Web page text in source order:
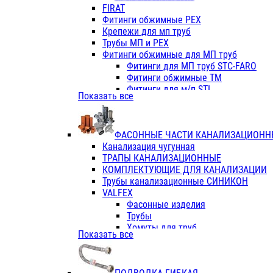
Фитинги ПП белые
Фитинги ПП белые
Фитинги ППс металл.белые
VALFEX
Трубы PE-RT
Трубы ПП водопровод белые
Трубы ПП водопровод серые
Трубы армированные
Трубы армированные
Фитинги с металл. серые
Фитинги ПП (серые)
Фитинги ПП белые
Краны
Фитинги ПП (белые)
Фитинги ПП с металлом белые
ПК КОНТУР
Краны полипропиленовые
Трубы полипропиленивые
FIRAT
Фитинги обжимные PEX
Крепежи для мп труб
Трубы МП и PEX
Фитинги обжимные для МП труб
Фитинги для МП труб STC-FARO
Фитинги обжимные ТМ
Фитинги для м/п STI
Фитинги для МП труб TITAN
TK
VALFEX
Показать все
ФАСОННЫЕ ЧАСТИ
Канализация чугунная
ТРАПЫ КАНАЛИЗАЦИОННЫЕ
КОМПЛЕКТУЮЩИЕ ДЛЯ КАНАЛИЗАЦИИ
Трубы канализационные СИНИКОН
VALFEX
Фасонные изделия
Трубы
Хомуты для труб
ПВХ (стройполимер)
Показать все